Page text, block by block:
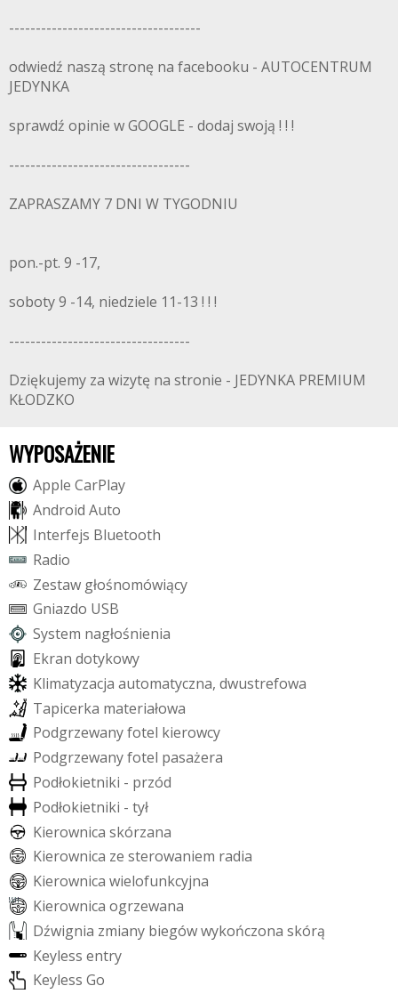
------------------------------------
odwiedź naszą stronę na facebooku - AUTOCENTRUM
JEDYNKA
sprawdź opinie w GOOGLE - dodaj swoją ! ! !
----------------------------------
ZAPRASZAMY 7 DNI W TYGODNIU
pon.-pt. 9 -17,
soboty 9 -14, niedziele 11-13 ! ! !
----------------------------------
Dziękujemy za wizytę na stronie - JEDYNKA PREMIUM
KŁODZKO
WYPOSAŻENIE
Apple CarPlay
Android Auto
Interfejs Bluetooth
Radio
Zestaw głośnomówiący
Gniazdo USB
System nagłośnienia
Ekran dotykowy
Klimatyzacja automatyczna, dwustrefowa
Tapicerka materiałowa
Podgrzewanyfotel kierowcy
Podgrzewanyfotel pasażera
Podłokietniki - przód
Podłokietniki - tył
Kierownica skórzana
Kierownica ze sterowaniem radia
Kierownica wielofunkcyjna
Kierownica ogrzewana
Dźwignia zmiany biegówwykończona skórą
Keyless entry
Keyless Go